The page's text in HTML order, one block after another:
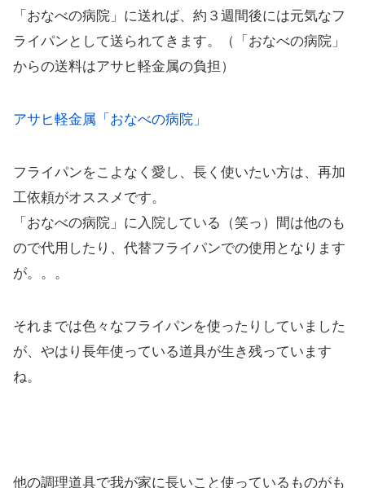
「おなべの病院」に送れば、約３週間後には元気なフ
ライパンとして送られてきます。（「おなべの病院」
からの送料はアサヒ軽金属の負担）
アサヒ軽金属「おなべの病院」
フライパンをこよなく愛し、長く使いたい方は、再加
工依頼がオススメです。
「おなべの病院」に入院している（笑っ）間は他のも
ので代用したり、代替フライパンでの使用となります
が。。。
それまでは色々なフライパンを使ったりしていました
が、やはり長年使っている道具が生き残っています
ね。
他の調理道具で我が家に長いこと使っているものがも